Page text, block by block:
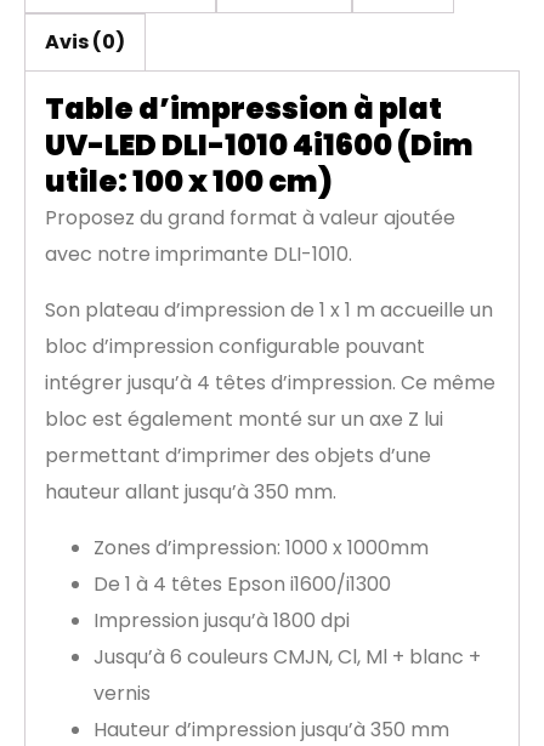
Avis (0)
Table d’impression à plat
UV-LED DLI-1010 4i1600 (Dim
utile: 100 x 100 cm)
Proposez du grand format à valeur ajoutée
avec notre imprimante DLI-1010.
Son plateau d’impression de 1 x 1 m accueille un
bloc d’impression configurable pouvant
intégrer jusqu’à 4 têtes d’impression. Ce même
bloc est également monté sur un axe Z lui
permettant d’imprimer des objets d’une
hauteur allant jusqu’à 350 mm.
Zones d’impression: 1000 x 1000mm
De 1 à 4 têtes Epson i1600/i1300
Impression jusqu’à 1800 dpi
Jusqu’à 6 couleurs CMJN, Cl, Ml + blanc +
vernis
Hauteur d’impression jusqu’à 350 mm